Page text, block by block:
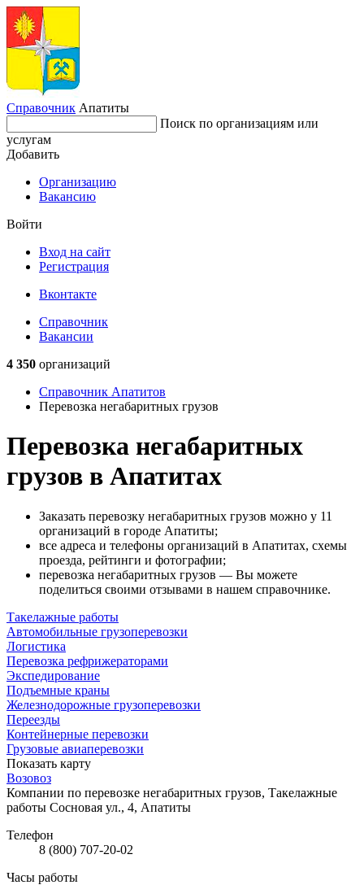
Справочник Апатиты
Поиск по организациям или
услугам
Добавить
Организацию
Вакансию
Войти
Вход на сайт
Регистрация
Вконтакте
Справочник
Вакансии
4 350 организаций
Справочник Апатитов
Перевозка негабаритных грузов
Перевозка негабаритных
грузов в Апатитах
Заказать перевозку негабаритных грузов можно у 11
организаций в городе Апатиты;
все адреса и телефоны организаций в Апатитах, схемы
проезда, рейтинги и фотографии;
перевозка негабаритных грузов — Вы можете
поделиться своими отзывами в нашем справочнике.
Такелажные работы
Автомобильные грузоперевозки
Логистика
Перевозка рефрижераторами
Экспедирование
Подъемные краны
Железнодорожные грузоперевозки
Переезды
Контейнерные перевозки
Грузовые авиаперевозки
Показать карту
Возовоз
Компании по перевозке негабаритных грузов, Такелажные
работы Сосновая ул., 4, Апатиты
Телефон
8 (800) 707-20-02
Часы работы